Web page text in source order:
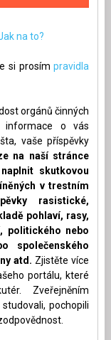
na to?
si prosímpravidla
orgánů činných
informace o vás
vaše příspěvky
na naší stránce
skutkovou
v trestním
rasistické,
pohlaví, rasy,
politického nebo
společenského
atd. Zjistěte více
portálu, které
Zveřejněním
pochopili